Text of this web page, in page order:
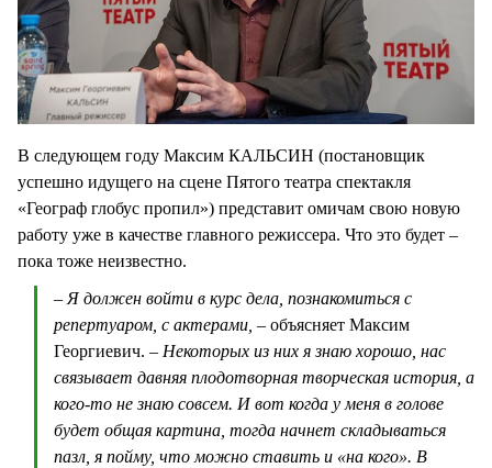
В следующем году Максим КАЛЬСИН (постановщик
успешно идущего на сцене Пятого театра спектакля
«Географ глобус пропил») представит омичам свою новую
работу уже в качестве главного режиссера. Что это будет –
пока тоже неизвестно.
– Я должен войти в курс дела, познакомиться с
репертуаром, с актерами, – объясняет Максим
Георгиевич. – Некоторых из них я знаю хорошо, нас
связывает давняя плодотворная творческая история, а
кого-то не знаю совсем. И вот когда у меня в голове
будет общая картина, тогда начнет складываться
пазл, я пойму, что можно ставить и «на кого». В